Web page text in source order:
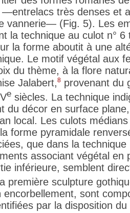
très denses et
vannerie— (Fig. 5). Les
la technique au culot n° 6
la forme aboutit à une
Le motif végétal aux
du thème, à la flore
Jalabert,8 provenant du
e siècles. La technique
du décor en surface
local. Les culots
forme pyramidale
que dans la technique
associant végétal en
inférieure, semblent
première sculpture
sont
par la disposition